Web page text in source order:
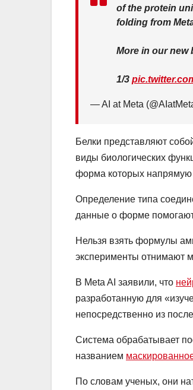
of the protein
folding from
More in our
1/3
— AI at Meta
Белки представляют
виды биологических
форма которых напрямую
Определение типа
данные о форме
Нельзя взять формулы
эксперименты отнимают
В Meta AI заявили, что
разработанную для
непосредственно из
Система обрабатывает
названием
По словам ученых, они